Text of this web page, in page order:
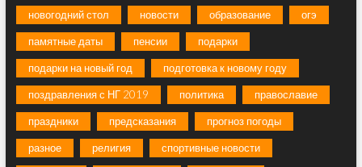
новогодний стол новости образование огэ
памятные даты пенсии подарки
подарки на новый год подготовка к новому году
поздравления с НГ 2019 политика православие
праздники предсказания прогноз погоды
разное религия спортивные новости